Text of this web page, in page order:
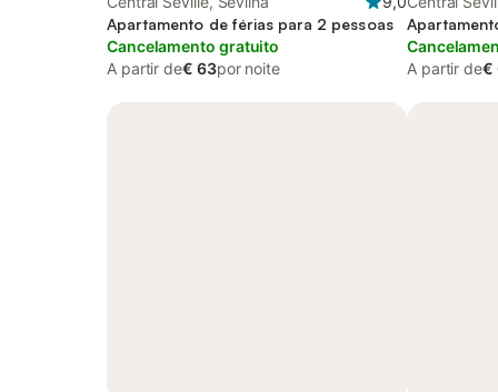
Apartamento de férias para 2 pessoas
Cancelamento gratuito
A partir de€ 63por noite
A partir de€